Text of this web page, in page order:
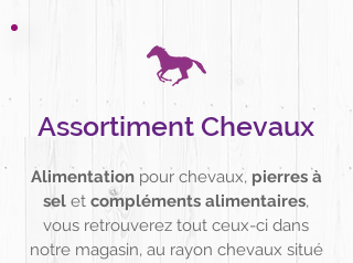
Assortiment Chevaux
Alimentationpour chevaux, pierres à
sel et compléments alimentaires,
vous retrouverez tout ceux-ci dans
notre magasin, au rayon chevaux situé